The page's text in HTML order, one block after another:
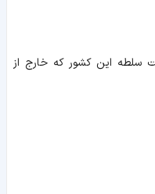
سلطه این کشور که خارج از